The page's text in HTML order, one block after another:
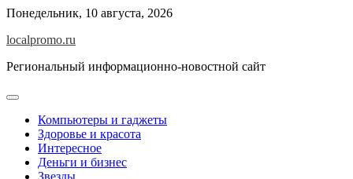
Перейти
содержимому
Понедельник, 10 августа, 2026
localpromo.ru
Региональный информационно-новостной сайт
Компьютеры и гаджеты
Здоровье и красота
Интересное
Деньги и бизнес
Звезды